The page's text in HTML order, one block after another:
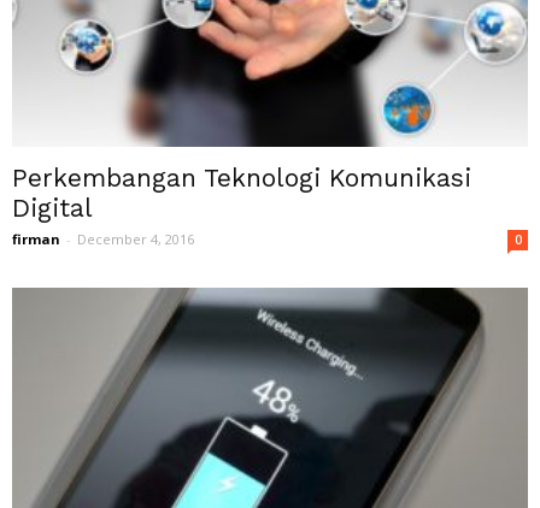
Perkembangan Teknologi Komunikasi
Digital
firman - December 4, 2016 0